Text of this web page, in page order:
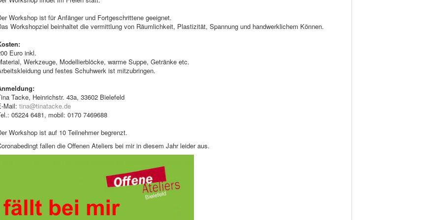
Workshop ist für Anfänger und Fortgeschrittene geeignet.
Workshopziel beinhaltet die vermittlung von Räumlichkeit, Plastizität, Spannung und handwerklichem Können.
Euro inkl.
Werkzeuge, Modellierblöcke, warme Suppe, Getränke etc.
und festes Schuhwerk ist mitzubringen.
Tacke, Heinrichstr. 43a, 33602 Bielefeld
Mail: tina@tinatacke.de
05224 6481, mobil: 0170 7469688
Workshop ist auf 10 Teilnehmer begrenzt.
fallen die Offenen Ateliers bei mir in diesem Jahr leider aus.